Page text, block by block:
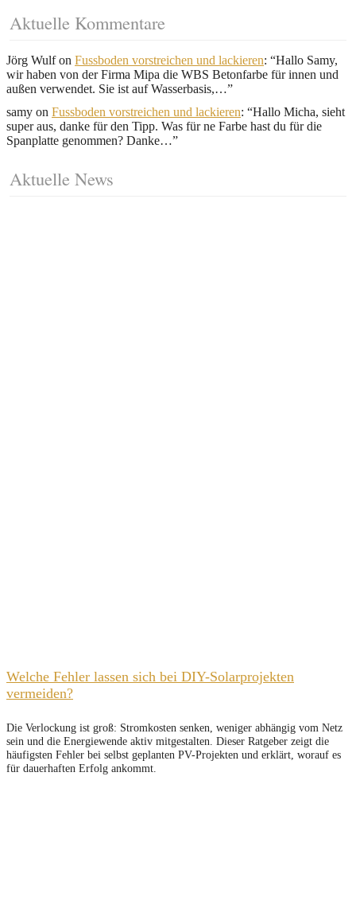
Aktuelle Kommentare
Jörg Wulfon Fussboden vorstreichen und lackieren: “Hallo Samy,
wir haben von der Firma Mipa die WBS Betonfarbe für innen und
außen verwendet. Sie ist auf Wasserbasis,…”
samy on Fussboden vorstreichen und lackieren: “Hallo Micha, sieht
super aus, danke für den Tipp. Was für ne Farbe hast du für die
Spanplatte genommen? Danke…”
Aktuelle News
Welche Fehler lassen sich bei DIY-Solarprojekten
vermeiden?
Die Verlockung ist groß: Stromkosten senken, weniger abhängig vom Netz
sein und die Energiewende aktiv mitgestalten. Dieser Ratgeber zeigt die
häufigsten Fehler bei selbst geplanten PV-Projekten und erklärt, worauf es
für dauerhaften Erfolg ankommt.